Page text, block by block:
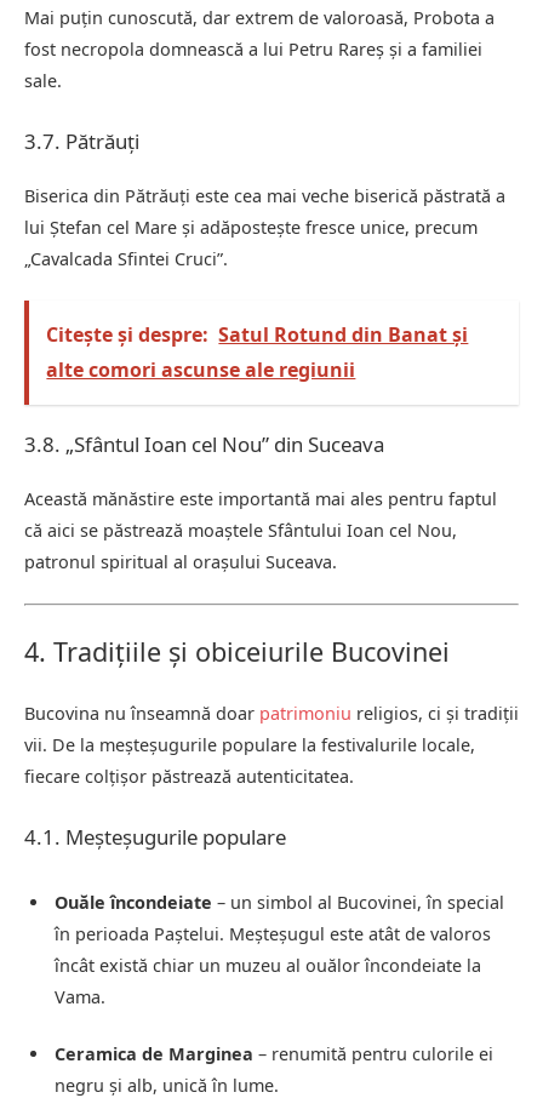
Mai puțin cunoscută, dar extrem de valoroasă, Probota a
fost necropola domnească a lui Petru Rareș și a familiei
sale.
3.7. Pătrăuți
Biserica din Pătrăuți este cea mai veche biserică păstrată a
lui Ștefan cel Mare și adăpostește fresce unice, precum
„Cavalcada Sfintei Cruci”.
Citește și despre: Satul Rotund din Banat și
alte comori ascunse ale regiunii
3.8. „Sfântul Ioan cel Nou” din Suceava
Această mănăstire este importantă mai ales pentru faptul
că aici se păstrează moaștele Sfântului Ioan cel Nou,
patronul spiritual al orașului Suceava.
4. Tradițiile și obiceiurile Bucovinei
Bucovina nu înseamnă doar patrimoniu religios, ci și tradiții
vii. De la meșteșugurile populare la festivalurile locale,
fiecare colțișor păstrează autenticitatea.
4.1. Meșteșugurile populare
Ouăle încondeiate – un simbol al Bucovinei, în special
în perioada Paștelui. Meșteșugul este atât de valoros
încât există chiar un muzeu al ouălor încondeiate la
Vama.
Ceramica de Marginea – renumită pentru culorile ei
negru și alb, unică în lume.